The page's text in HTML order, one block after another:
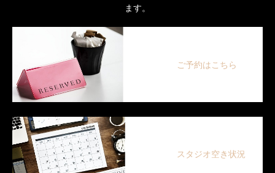
ます。
ご予約はこちら
スタジオ空き状況